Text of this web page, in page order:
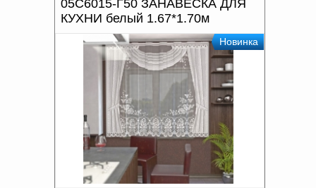
05С6015-Г50 ЗАНАВЕСКА ДЛЯ
КУХНИ белый 1.67*1.70м
Новинка